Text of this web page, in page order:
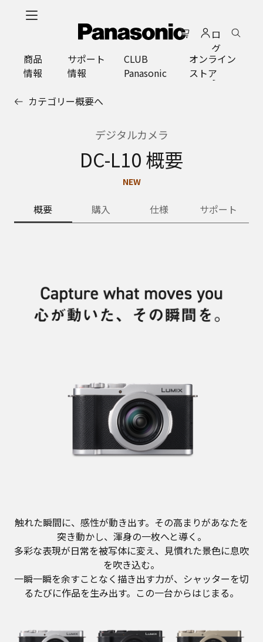
ロ
グ
イ
ン
商品
情報
サポート
情報
CLUB
Panasonic
オンライン
ストア
カテゴリー概要へ
デジタルカメラ
DC-L10 概要
NEW
概要 購入 仕様 サポート
触れた瞬間に、感性が動き出す。その高まりがあなたを
突き動かし、渾身の一枚へと導く。
多彩な表現が日常を被写体に変え、見慣れた景色に息吹
を吹き込む。
一瞬一瞬を余すことなく描き出す力が、シャッターを切
るたびに作品を生み出す。この一台からはじまる。